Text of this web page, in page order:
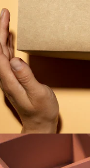
2026Freepik Company S.L.U.